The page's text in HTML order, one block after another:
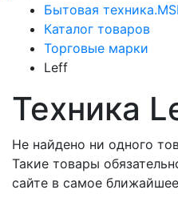
Бытовая
Каталог товаров
Торговые марки
Leff
Техника
Не найдено ни одного
Такие товары
сайте в самое